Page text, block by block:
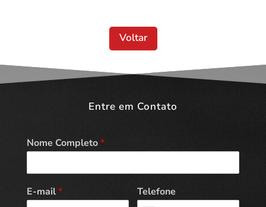
Voltar
Entre em Contato
Nome Completo*
E-mail* Telefone